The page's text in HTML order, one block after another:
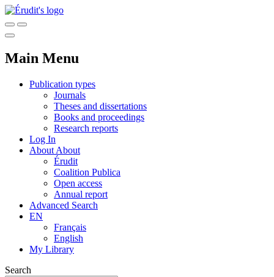
Main Menu
Publication types
Journals
Theses and dissertations
Books and proceedings
Research reports
Log In
About About
Érudit
Coalition Publica
Open access
Annual report
Advanced Search
EN
Français
English
My Library
Search